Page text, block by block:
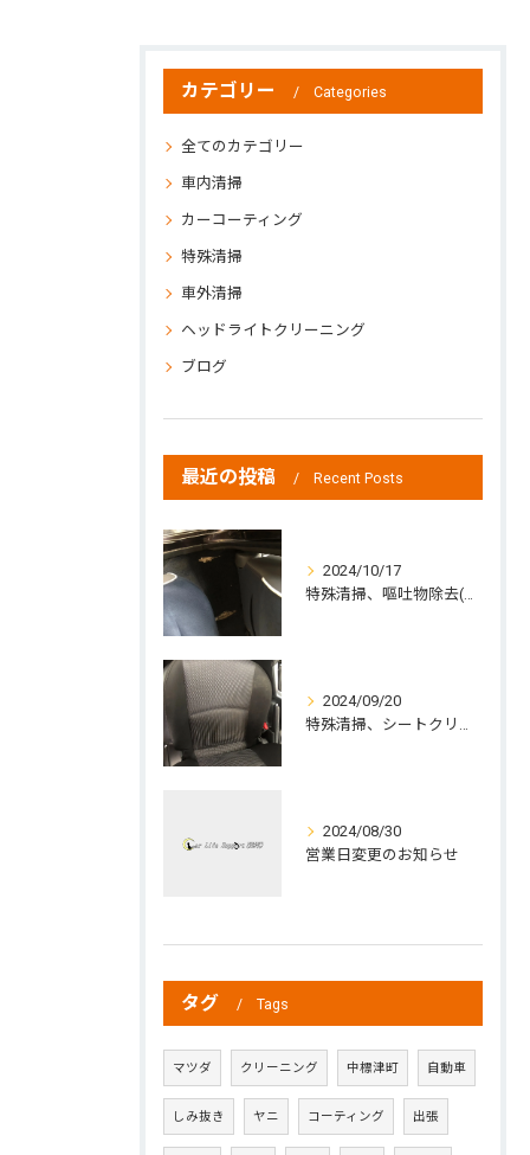
カテゴリー Categories
全てのカテゴリー
車内清掃
カーコーティング
特殊清掃
車外清掃
ヘッドライトクリーニング
ブログ
最近の投稿 Recent Posts
2024/10/17
特殊清掃、嘔吐物除去(中標津町の方よりご依頼)
2024/09/20
特殊清掃、シートクリーニング、ジュース除去
2024/08/30
営業日変更のお知らせ
タグ Tags
マツダ クリーニング 中標津町 自動車
しみ抜き ヤニ コーティング 出張